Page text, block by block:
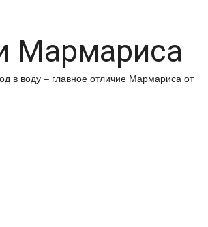
Мармариса
в воду – главное отличие Мармариса от